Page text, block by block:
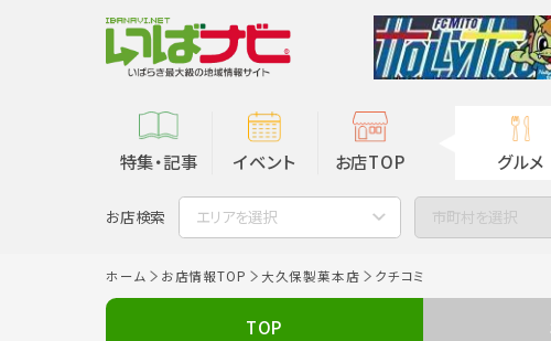
特集・記事 イベント お店TOP グルメ
お店検索 エリアを選択 市町村を選択
ホーム お店情報TOP 大久保製菓本店 クチコミ
TOP